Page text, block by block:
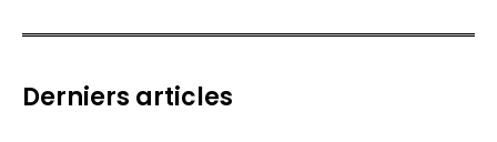
rDerniers articles